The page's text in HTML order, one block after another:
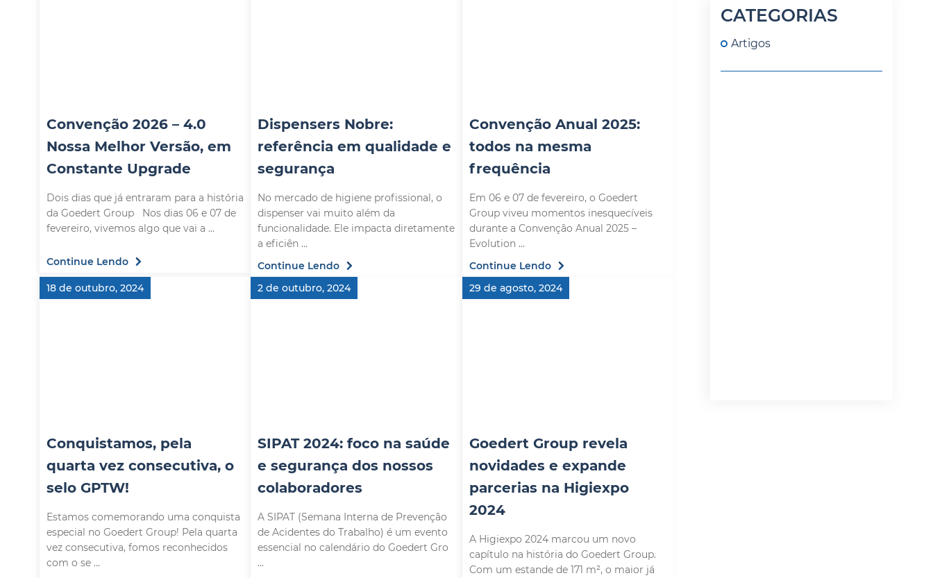
Convenção 2026 – 4.0
Nossa Melhor Versão, em
Constante Upgrade
Dois dias que já entraram para a história
da Goedert Group Nos dias 06 e 07 de
fevereiro, vivemos algo que vai a ...
Continue Lendo
Dispensers Nobre:
referência em qualidade e
segurança
No mercado de higiene profissional, o
dispenser vai muito além da
funcionalidade. Ele impacta diretamente
a eficiên ...
Continue Lendo
Convenção Anual 2025:
todos na mesma
frequência
Em 06 e 07 de fevereiro, o Goedert
Group viveu momentos inesquecíveis
durante a Convenção Anual 2025 –
Evolution ...
Continue Lendo
18 de outubro, 2024
Conquistamos, pela
quarta vez consecutiva, o
selo GPTW!
Estamos comemorando uma conquista
especial no Goedert Group! Pela quarta
vez consecutiva, fomos reconhecidos
com o se ...
2 de outubro, 2024
SIPAT 2024: foco na saúde
e segurança dos nossos
colaboradores
A SIPAT (Semana Interna de Prevenção
de Acidentes do Trabalho) é um evento
essencial no calendário do Goedert Gro
...
29 de agosto, 2024
Goedert Group revela
novidades e expande
parcerias na Higiexpo
2024
A Higiexpo 2024 marcou um novo
capítulo na história do Goedert Group.
Com um estande de 171 m², o maior já
CATEGORIAS
Artigos